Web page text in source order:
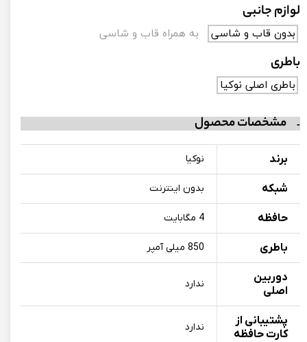
لوازم جانبی
بدون قاب و شاسی به همراه قاب و شاسی
باطری
باطری اصلی نوکیا
مشخصات محصول
برند نوکیا
شبکه بدون اینترنت
حافظه 4 مگابایت
باطری 850 میلی آمپر
دوربین
اصلی
ندارد
پشتیبانی از
کارت حافظه
ندارد